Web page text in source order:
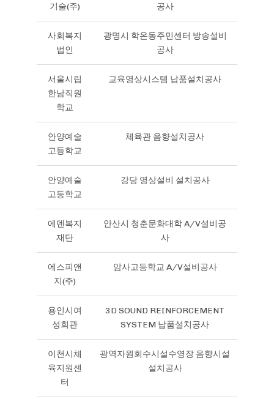
기술(주)
공사
사회복지
법인
광명시 학온동주민센터 방송설비
공사
서울시립
한남직원
학교
교육영상시스템 납품설치공사
안양예술
고등학교
체육관 음향설치공사
안양예술
고등학교
강당 영상설비 설치공사
에덴복지
재단
안산시 청춘문화대학 A/V설비공
사
에스피앤
지(주)
암사고등학교 A/V설비공사
용인시여
성회관
3D SOUND REINFORCEMENT
SYSTEM 납품설치공사
이천시체
육지원센
터
광역자원회수시설수영장 음향시설
설치공사